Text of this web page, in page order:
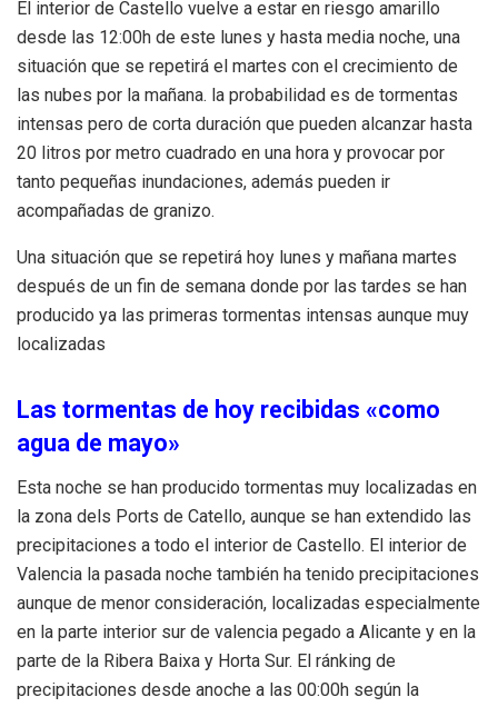
El interior de Castello vuelve a estar en riesgo amarillo
desde las 12:00h de este lunes y hasta media noche, una
situación que se repetirá el martes con el crecimiento de
las nubes por la mañana. la probabilidad es de tormentas
intensas pero de corta duración que pueden alcanzar hasta
20 litros por metro cuadrado en una hora y provocar por
tanto pequeñas inundaciones, además pueden ir
acompañadas de granizo.
Una situación que se repetirá hoy lunes y mañana martes
después de un fin de semana donde por las tardes se han
producido ya las primeras tormentas intensas aunque muy
localizadas
Las tormentas de hoy recibidas «como
agua de mayo»
Esta noche se han producido tormentas muy localizadas en
la zona dels Ports de Catello, aunque se han extendido las
precipitaciones a todo el interior de Castello. El interior de
Valencia la pasada noche también ha tenido precipitaciones
aunque de menor consideración, localizadas especialmente
en la parte interior sur de valencia pegado a Alicante y en la
parte de la Ribera Baixa y Horta Sur. El ránking de
precipitaciones desde anoche a las 00:00h según la